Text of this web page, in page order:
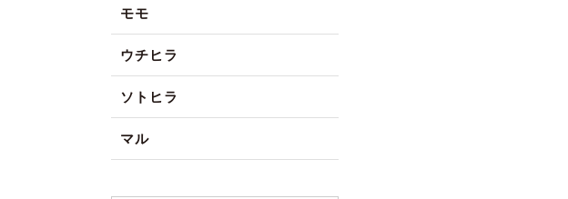
モモ
ウチヒラ
ソトヒラ
マル